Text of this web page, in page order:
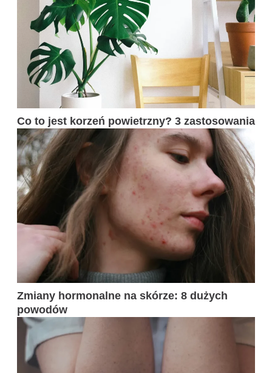
Co to jest korzeń powietrzny? 3 zastosowania
Zmiany hormonalne na skórze: 8 dużych
powodów